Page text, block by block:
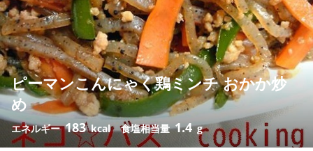
ピーマンこんにゃく鶏ミンチ おかか炒
め
エネルギー183 kcal 食塩相当量1.4 g